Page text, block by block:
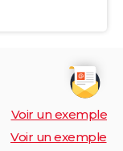
Voir un exemple
Voir un exemple